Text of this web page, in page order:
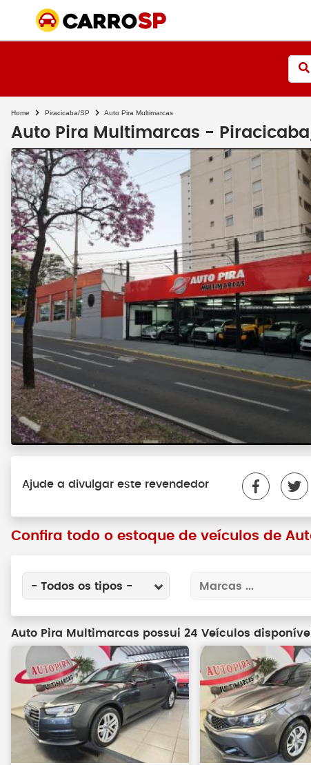
Home Piracicaba/SP Auto Pira Multimarcas
Auto Pira Multimarcas -
Ajude a divulgar este revendedor
Confira todo o estoque de veículos de
- Todos os tipos - Marcas ...
Auto Pira Multimarcas possui 24 Veículos